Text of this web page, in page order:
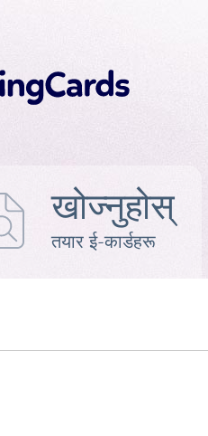
खोज्नुहोस्
तयार ई-कार्डहरू